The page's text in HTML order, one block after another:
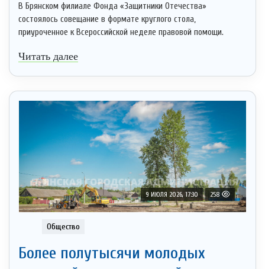
В Брянском филиале Фонда «Защитники Отечества»
состоялось совещание в формате круглого стола,
приуроченное к Всероссийской неделе правовой помощи.
Читать далее
9 ИЮЛЯ 2026, 17:30 258
Общество
Более полутысячи молодых